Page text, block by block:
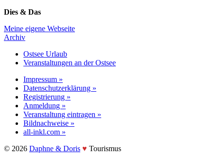
Dies & Das
Meine eigene Webseite
Archiv
Ostsee Urlaub
Veranstaltungen an der Ostsee
Impressum »
Datenschutzerklärung »
Registrierung »
Anmeldung »
Veranstaltung eintragen »
Bildnachweise »
all-inkl.com »
©️ 2026 Daphne & Doris ♥️ Tourismus